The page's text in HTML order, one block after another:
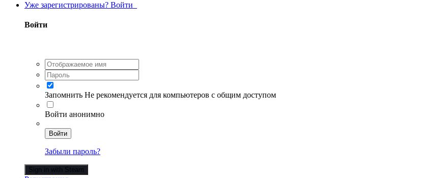
Уже зарегистрированы? Войти
Войти
Запомнить Не рекомендуется для компьютеров с общим доступом
Войти анонимно
Войти
Забыли пароль?
Sign in with Steam